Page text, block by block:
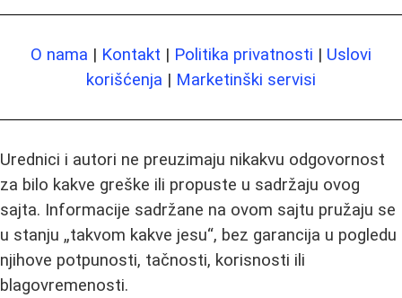
O nama | Kontakt | Politika privatnosti | Uslovi
korišćenja | Marketinški servisi
Urednici i autori ne preuzimaju nikakvu odgovornost
za bilo kakve greške ili propuste u sadržaju ovog
sajta. Informacije sadržane na ovom sajtu pružaju se
u stanju „takvom kakve jesu“, bez garancija u pogledu
njihove potpunosti, tačnosti, korisnosti ili
blagovremenosti.